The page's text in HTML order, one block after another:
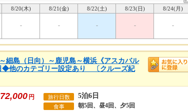
8/20(木) 8/21(金) 8/22(土) 8/23(日) 8/24(月)
- - - - -
細島（日向）～鹿児島～横浜《アスカバル
◆他のカテゴリー設定あり 〔クルーズ紀
円 旅行日数 5泊6日
食事 朝5回、昼4回、夕5回